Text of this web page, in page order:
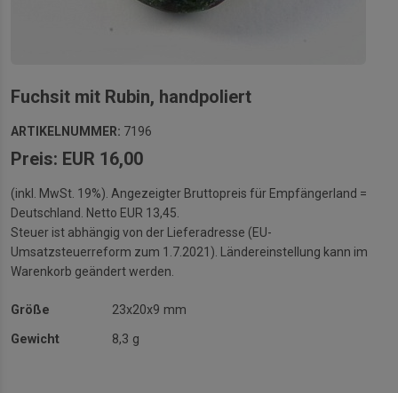
Fuchsit mit Rubin, handpoliert
ARTIKELNUMMER: 7196
Preis: EUR 16,00
(inkl. MwSt. 19%). Angezeigter Bruttopreis für Empfängerland =
Deutschland. Netto EUR 13,45.
Steuer ist abhängig von der Lieferadresse (EU-
Umsatzsteuerreform zum 1.7.2021). Ländereinstellung kann im
Warenkorb geändert werden.
Größe
23x20x9 mm
Gewicht
8,3 g